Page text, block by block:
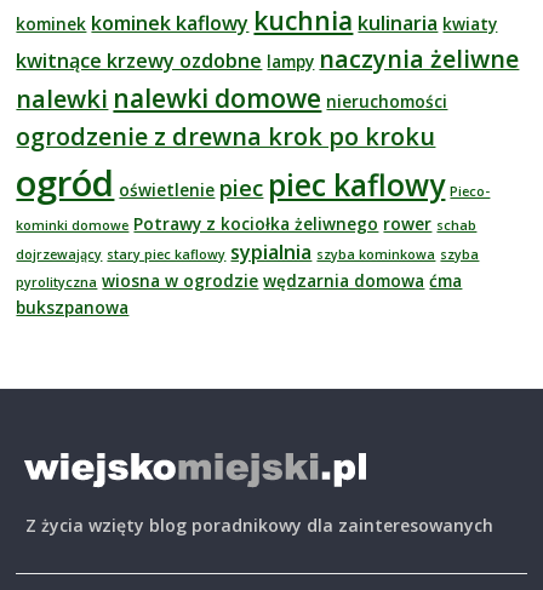
kominek kominek kaflowy kuchnia kulinaria kwiaty
kwitnące krzewy ozdobne lampy naczynia żeliwne
nalewki nalewki domowe nieruchomości
ogrodzenie z drewna krok po kroku
ogród oświetlenie piec piec kaflowy Pieco-
kominki domowe Potrawy z kociołka żeliwnego rower schab
dojrzewający stary piec kaflowy sypialnia szyba kominkowa szyba
pyrolityczna wiosna w ogrodzie wędzarnia domowa ćma
bukszpanowa
Z życia wzięty blog poradnikowy dla zainteresowanych